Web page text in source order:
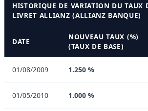
HISTORIQUE DE VARIATION DU TAUX
LIVRET ALLIANZ (ALLIANZ BANQUE)
DATE
NOUVEAU TAUX (%)
(TAUX DE BASE)
01/08/2009 1.250 %
01/05/2010 1.000 %